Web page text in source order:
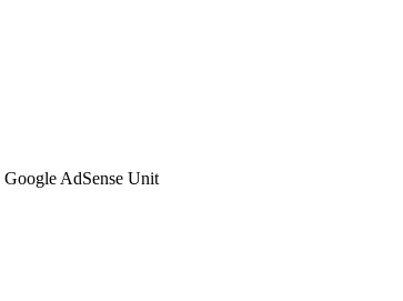
Google AdSense Unit